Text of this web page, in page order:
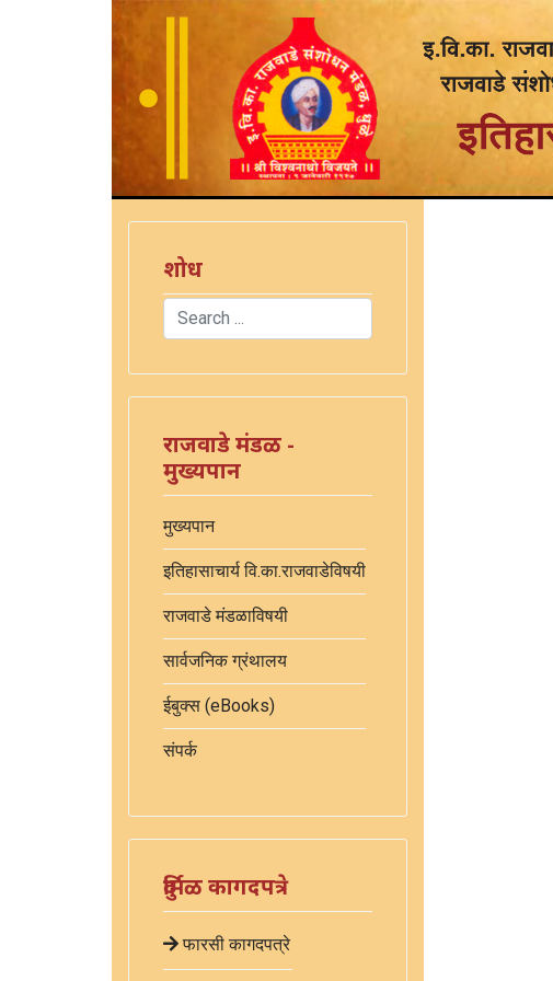
शोध
Search
राजवाडे मंडळ -
मुख्यपान
मुख्यपान
इतिहासाचार्य वि.का.राजवाडेविषयी
राजवाडे मंडळाविषयी
सार्वजनिक ग्रंथालय
ईबुक्स (eBooks)
संपर्क
दुर्मिळ कागदपत्रे
फारसी कागदपत्रे